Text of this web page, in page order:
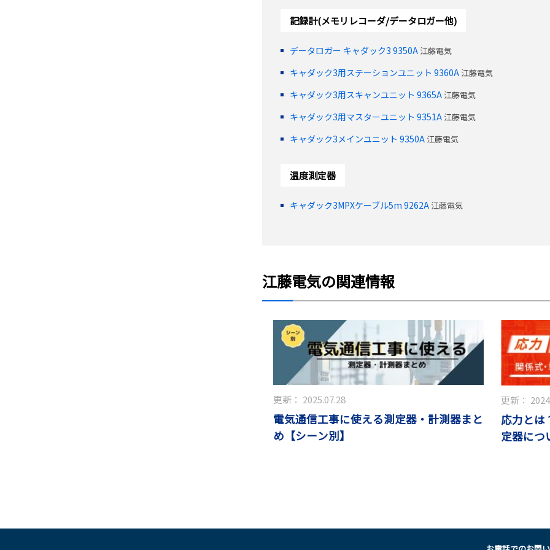
記録計(メモリレコーダ/データロガー他)
データロガー キャダック3 9350A 江藤電気
キャダック3用ステーションユニット 9360A 江藤電気
キャダック3用スキャンユニット 9365A 江藤電気
キャダック3用マスターユニット 9351A 江藤電気
キャダック3メインユニット 9350A 江藤電気
温度測定器
キャダック3MPXケーブル5m 9262A 江藤電気
江藤電気の関連情報
更新： 2025.07.28
電気通信工事に使える測定器・計測器まと
め【シーン別】
更新：
応力とは
定器につ